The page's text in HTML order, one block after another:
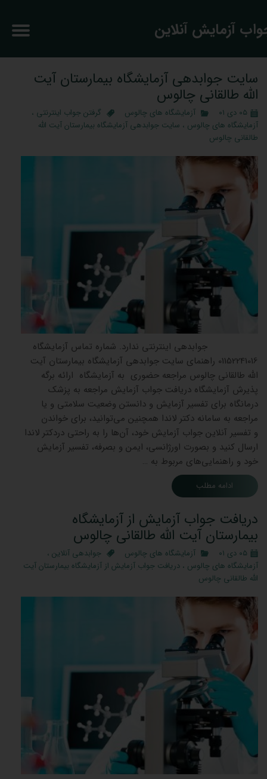
آزمایش آنلاین
سایت جوابدهی آزمایشگاه بیمارستان آیت
الله طالقانی چالوس
۰۵ دی ۰۱ آزمایشگاه های چالوس گرفتن جواب اینترنتی ،
آزمایشگاه های چالوس ، سایت جوابدهی آزمایشگاه بیمارستان آیت الله
طالقانی چالوس
جوابدهی اینترنتی ندارد. شماره تماس آزمایشگاه
01152241016 راهنمای سایت جوابدهی آزمایشگاه بیمارستان آیت
الله طالقانی چالوس مراجعه حضوری به آزمایشگاه ارائه برگه
پذیرش آزمایشگاه دریافت جواب آزمایش مراجعه به پزشک
درمانگاه برای تفسیر آزمایش و دانستن وضعیت سلامتی و یا
مراجعه به سامانه دکتر لاندا همچنین می‌توانید، برای خواندن
و تفسیر آنلاین جواب آزمایش خود، آن‌ها را به راحتی دردکتر لاندا
ارسال کنید و بصورت اورژانسی، ایمن و بصرفه، تفسیر آزمایش
خود و راهنمایی‌های مربوط به …
ادامه مطلب
دریافت جواب آزمایش از آزمایشگاه
بیمارستان آیت الله طالقانی چالوس
۰۵ دی ۰۱ آزمایشگاه های چالوس جوابدهی آنلاین ،
آزمایشگاه های چالوس ، دریافت جواب آزمایش از آزمایشگاه بیمارستان آیت
الله طالقانی چالوس